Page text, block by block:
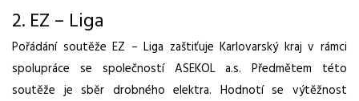
2. EZ – Liga
Pořádání soutěže EZ – Liga zaštiťuje Karlovarský kraj v rámci
spolupráce se společností ASEKOL a.s. Předmětem této
soutěže je sběr drobného elektra. Hodnotí se výtěžnost